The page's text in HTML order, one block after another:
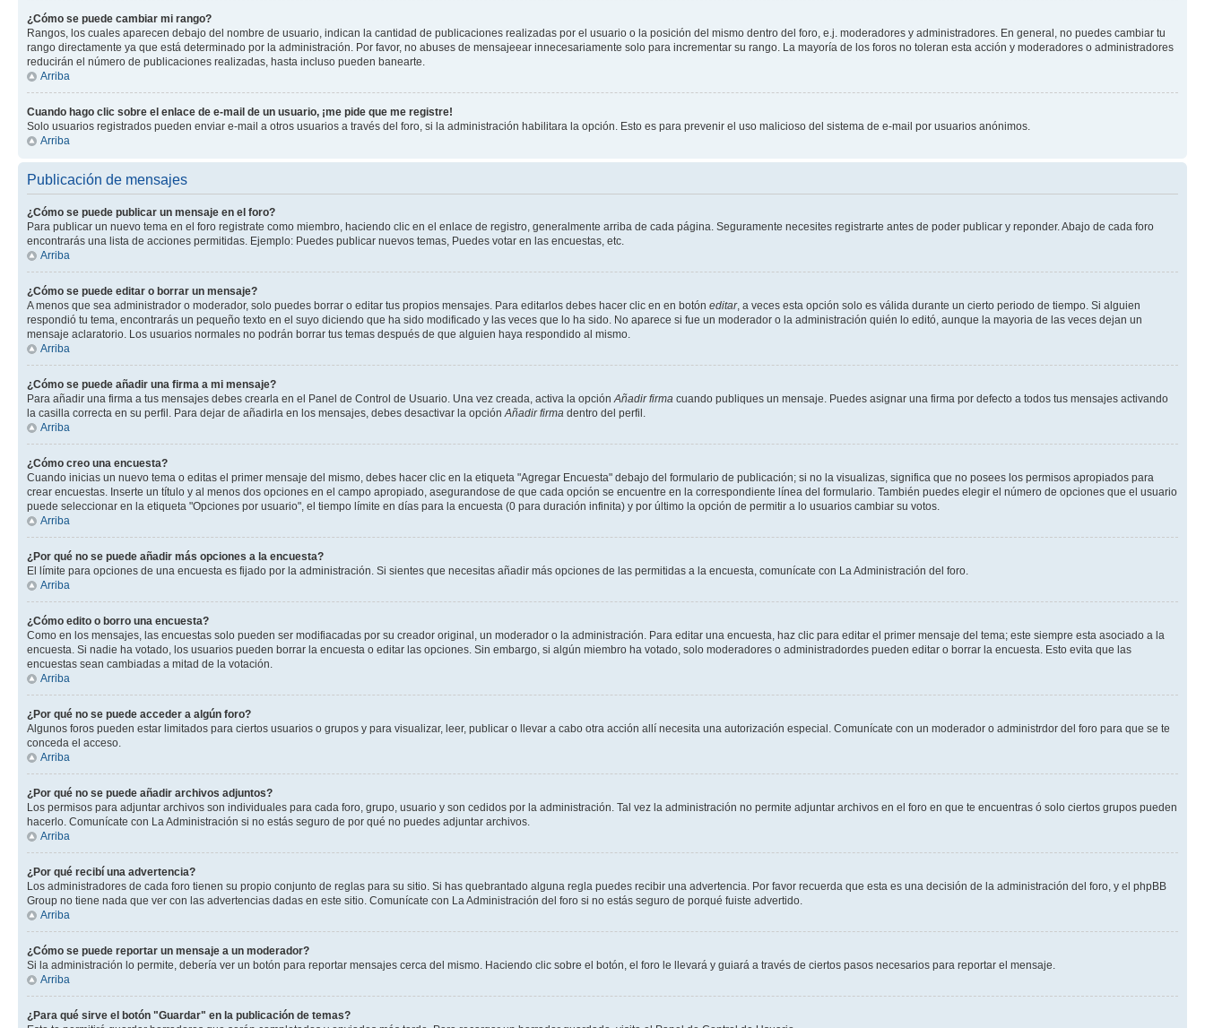
¿Cómo se puede cambiar mi rango?
Rangos, los cuales aparecen debajo del nombre de usuario, indican la cantidad de publicaciones realizadas por el usuario o la posición del mismo dentro del foro, e.j. moderadores y administradores. En general, no puedes cambiar tu
rango directamente ya que está determinado por la administración. Por favor, no abuses de mensajeear innecesariamente solo para incrementar su rango. La mayoría de los foros no toleran esta acción y moderadores o administradores
reducirán el número de publicaciones realizadas, hasta incluso pueden banearte.
Arriba
Cuando hago clic sobre el enlace de e-mail de un usuario, ¡me pide que me registre!
Solo usuarios registrados pueden enviar e-mail a otros usuarios a través del foro, si la administración habilitara la opción. Esto es para prevenir el uso malicioso del sistema de e-mail por usuarios anónimos.
Arriba
Publicación de mensajes
¿Cómo se puede publicar un mensaje en el foro?
Para publicar un nuevo tema en el foro registrate como miembro, haciendo clic en el enlace de registro, generalmente arriba de cada página. Seguramente necesites registrarte antes de poder publicar y reponder. Abajo de cada foro
encontrarás una lista de acciones permitidas. Ejemplo: Puedes publicar nuevos temas, Puedes votar en las encuestas, etc.
Arriba
¿Cómo se puede editar o borrar un mensaje?
A menos que sea administrador o moderador, solo puedes borrar o editar tus propios mensajes. Para editarlos debes hacer clic en en botón editar, a veces esta opción solo es válida durante un cierto periodo de tiempo. Si alguien
respondió tu tema, encontrarás un pequeño texto en el suyo diciendo que ha sido modificado y las veces que lo ha sido. No aparece si fue un moderador o la administración quién lo editó, aunque la mayoria de las veces dejan un
mensaje aclaratorio. Los usuarios normales no podrán borrar tus temas después de que alguien haya respondido al mismo.
Arriba
¿Cómo se puede añadir una firma a mi mensaje?
Para añadir una firma a tus mensajes debes crearla en el Panel de Control de Usuario. Una vez creada, activa la opciónAñadir firma cuando publiques un mensaje. Puedes asignar una firma por defecto a todos tus mensajes activando
la casilla correcta en su perfil. Para dejar de añadirla en los mensajes, debes desactivar la opciónAñadir firma dentro del perfil.
Arriba
¿Cómo creo una encuesta?
Cuando inicias un nuevo tema o editas el primer mensaje del mismo, debes hacer clic en la etiqueta "Agregar Encuesta" debajo del formulario de publicación; si no la visualizas, significa que no posees los permisos apropiados para
crear encuestas. Inserte un título y al menos dos opciones en el campo apropiado, asegurandose de que cada opción se encuentre en la correspondiente línea del formulario. También puedes elegir el número de opciones que el usuario
puede seleccionar en la etiqueta "Opciones por usuario", el tiempo límite en días para la encuesta (0 para duración infinita) y por último la opción de permitir a lo usuarios cambiar su votos.
Arriba
¿Por qué no se puede añadir más opciones a la encuesta?
El límite para opciones de una encuesta es fijado por la administración. Si sientes que necesitas añadir más opciones de las permitidas a la encuesta, comunícate con La Administración del foro.
Arriba
¿Cómo edito o borro una encuesta?
Como en los mensajes, las encuestas solo pueden ser modifiacadas por su creador original, un moderador o la administración. Para editar una encuesta, haz clic para editar el primer mensaje del tema; este siempre esta asociado a la
encuesta. Si nadie ha votado, los usuarios pueden borrar la encuesta o editar las opciones. Sin embargo, si algún miembro ha votado, solo moderadores o administradordes pueden editar o borrar la encuesta. Esto evita que las
encuestas sean cambiadas a mitad de la votación.
Arriba
¿Por qué no se puede acceder a algún foro?
Algunos foros pueden estar limitados para ciertos usuarios o grupos y para visualizar, leer, publicar o llevar a cabo otra acción allí necesita una autorización especial. Comunícate con un moderador o administrdor del foro para que se te
conceda el acceso.
Arriba
¿Por qué no se puede añadir archivos adjuntos?
Los permisos para adjuntar archivos son individuales para cada foro, grupo, usuario y son cedidos por la administración. Tal vez la administración no permite adjuntar archivos en el foro en que te encuentras ó solo ciertos grupos pueden
hacerlo. Comunícate con La Administración si no estás seguro de por qué no puedes adjuntar archivos.
Arriba
¿Por qué recibí una advertencia?
Los administradores de cada foro tienen su propio conjunto de reglas para su sitio. Si has quebrantado alguna regla puedes recibir una advertencia. Por favor recuerda que esta es una decisión de la administración del foro, y el phpBB
Group no tiene nada que ver con las advertencias dadas en este sitio. Comunícate con La Administración del foro si no estás seguro de porqué fuiste advertido.
Arriba
¿Cómo se puede reportar un mensaje a un moderador?
Si la administración lo permite, debería ver un botón para reportar mensajes cerca del mismo. Haciendo clic sobre el botón, el foro le llevará y guiará a través de ciertos pasos necesarios para reportar el mensaje.
Arriba
¿Para qué sirve el botón "Guardar" en la publicación de temas?